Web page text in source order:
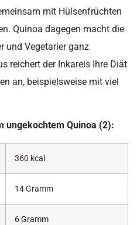
mit Hülsenfrüchten
Quinoa dagegen macht die
und Vegetarier ganz
reichert der Inkareis Ihre Diät
an, beispielsweise mit viel
ungekochtem Quinoa (2):
360 kcal
14 Gramm
6 Gramm